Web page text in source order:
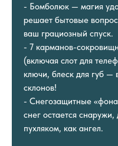
- Бомболюк — магия
решает бытовые
ваш грациозный спуск.
- 7 карманов-
(включая слот для
ключи, блеск для губ —
склонов!
- Снегозащитные
снег остается
пухляком, как ангел.